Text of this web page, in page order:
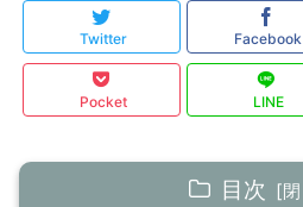
Twitter Facebook
Pocket LINE
目次